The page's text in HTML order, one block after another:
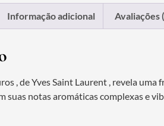
Informação adicional Avaliações
, de Yves Saint Laurent , revela
suas notas aromáticas complexas e